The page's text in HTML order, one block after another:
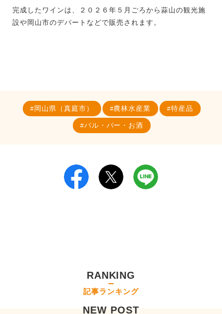
完成したワインは、２０２６年５月ごろから蒜山の観光施
設や岡山市のデパートなどで販売されます。
岡山県（真庭市） 農林水産業 特産品
バル・バー・お酒
RANKING
記事ランキング
NEW POST